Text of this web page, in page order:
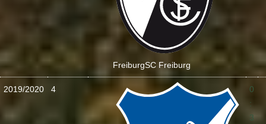
FreiburgSC Freiburg
2019/2020 4
0
:
3